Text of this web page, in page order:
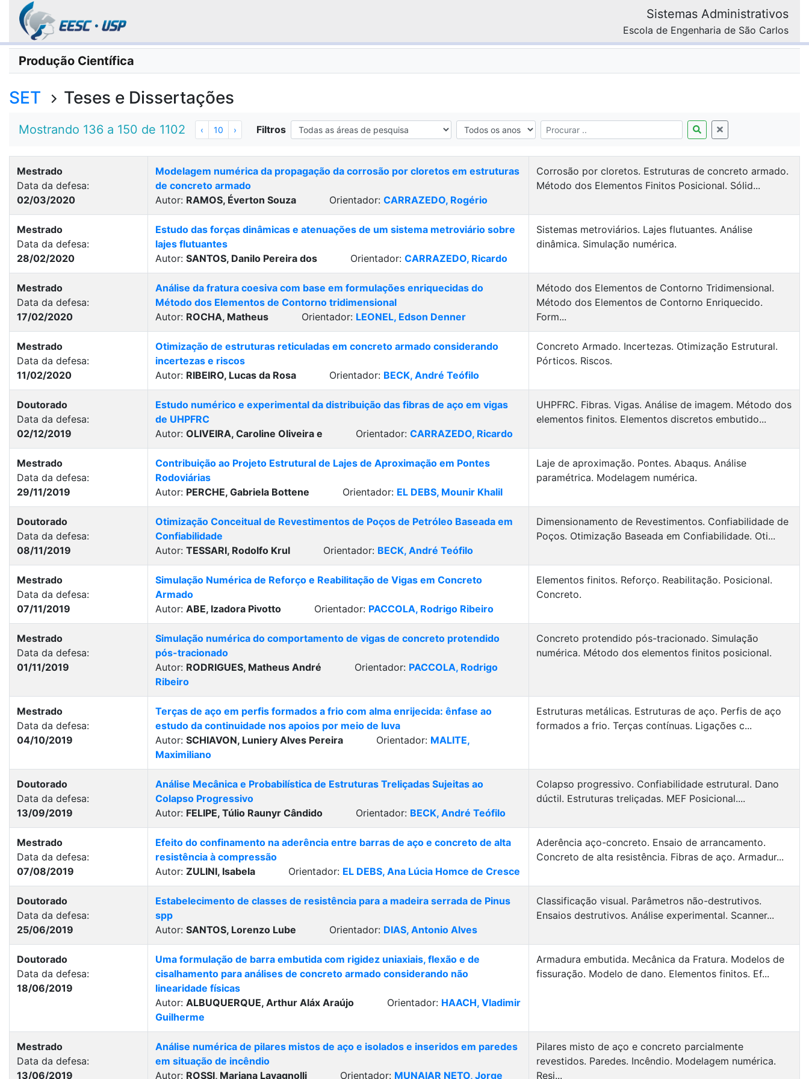
Sistemas Administrativos
Escola de Engenharia de São Carlos
Produção Científica
SET Teses e Dissertações
Mostrando 136 a 150 de 1102 ‹ 10 › Filtros
Mestrado
Data da defesa:
02/03/2020
Modelagem numérica da propagação da corrosão por cloretos em estruturas
de concreto armado
Autor: RAMOS, Éverton Souza Orientador: CARRAZEDO, Rogério
Corrosão por cloretos. Estruturas de concreto armado.
Método dos Elementos Finitos Posicional. Sólid...
Mestrado
Data da defesa:
28/02/2020
Estudo das forças dinâmicas e atenuações de um sistema metroviário sobre
lajes flutuantes
Autor: SANTOS, Danilo Pereira dos Orientador: CARRAZEDO, Ricardo
Sistemas metroviários. Lajes flutuantes. Análise
dinâmica. Simulação numérica.
Mestrado
Data da defesa:
17/02/2020
Análise da fratura coesiva com base em formulações enriquecidas do
Método dos Elementos de Contorno tridimensional
Autor: ROCHA, Matheus Orientador: LEONEL, Edson Denner
Método dos Elementos de Contorno Tridimensional.
Método dos Elementos de Contorno Enriquecido.
Form...
Mestrado
Data da defesa:
11/02/2020
Otimização de estruturas reticuladas em concreto armado considerando
incertezas e riscos
Autor: RIBEIRO, Lucas da Rosa Orientador: BECK, André Teófilo
Concreto Armado. Incertezas. Otimização Estrutural.
Pórticos. Riscos.
Doutorado
Data da defesa:
02/12/2019
Estudo numérico e experimental da distribuição das fibras de aço em vigas
de UHPFRC
Autor: OLIVEIRA, Caroline Oliveira e Orientador: CARRAZEDO, Ricardo
UHPFRC. Fibras. Vigas. Análise de imagem. Método dos
elementos finitos. Elementos discretos embutido...
Mestrado
Data da defesa:
29/11/2019
Contribuição ao Projeto Estrutural de Lajes de Aproximação em Pontes
Rodoviárias
Autor: PERCHE, Gabriela Bottene Orientador: EL DEBS, Mounir Khalil
Laje de aproximação. Pontes. Abaqus. Análise
paramétrica. Modelagem numérica.
Doutorado
Data da defesa:
08/11/2019
Otimização Conceitual de Revestimentos de Poços de Petróleo Baseada em
Confiabilidade
Autor: TESSARI, Rodolfo Krul Orientador: BECK, André Teófilo
Dimensionamento de Revestimentos. Confiabilidade de
Poços. Otimização Baseada em Confiabilidade. Oti...
Mestrado
Data da defesa:
07/11/2019
Simulação Numérica de Reforço e Reabilitação de Vigas em Concreto
Armado
Autor: ABE, Izadora Pivotto Orientador: PACCOLA, Rodrigo Ribeiro
Elementos finitos. Reforço. Reabilitação. Posicional.
Concreto.
Mestrado
Data da defesa:
01/11/2019
Simulação numérica do comportamento de vigas de concreto protendido
pós-tracionado
Autor: RODRIGUES, Matheus André Orientador: PACCOLA, Rodrigo
Ribeiro
Concreto protendido pós-tracionado. Simulação
numérica. Método dos elementos finitos posicional.
Mestrado
Data da defesa:
04/10/2019
Terças de aço em perfis formados a frio com alma enrijecida: ênfase ao
estudo da continuidade nos apoios por meio de luva
Autor: SCHIAVON, Luniery Alves Pereira Orientador: MALITE,
Maximiliano
Estruturas metálicas. Estruturas de aço. Perfis de aço
formados a frio. Terças contínuas. Ligações c...
Doutorado
Data da defesa:
13/09/2019
Análise Mecânica e Probabilística de Estruturas Treliçadas Sujeitas ao
Colapso Progressivo
Autor: FELIPE, Túlio Raunyr Cândido Orientador: BECK, André Teófilo
Colapso progressivo. Confiabilidade estrutural. Dano
dúctil. Estruturas treliçadas. MEF Posicional....
Mestrado
Data da defesa:
07/08/2019
Efeito do confinamento na aderência entre barras de aço e concreto de alta
resistência à compressão
Autor: ZULINI, Isabela Orientador: EL DEBS, Ana Lúcia Homce de Cresce
Aderência aço-concreto. Ensaio de arrancamento.
Concreto de alta resistência. Fibras de aço. Armadur...
Doutorado
Data da defesa:
25/06/2019
Estabelecimento de classes de resistência para a madeira serrada de Pinus
spp
Autor: SANTOS, Lorenzo Lube Orientador: DIAS, Antonio Alves
Classificação visual. Parâmetros não-destrutivos.
Ensaios destrutivos. Análise experimental. Scanner...
Doutorado
Data da defesa:
18/06/2019
Uma formulação de barra embutida com rigidez uniaxiais, flexão e de
cisalhamento para análises de concreto armado considerando não
linearidade físicas
Autor: ALBUQUERQUE, Arthur Aláx Araújo Orientador: HAACH, Vladimir
Guilherme
Armadura embutida. Mecânica da Fratura. Modelos de
fissuração. Modelo de dano. Elementos finitos. Ef...
Mestrado
Data da defesa:
13/06/2019
Análise numérica de pilares mistos de aço e isolados e inseridos em paredes
em situação de incêndio
Autor: ROSSI, Mariana Lavagnolli Orientador: MUNAIAR NETO, Jorge
Pilares misto de aço e concreto parcialmente
revestidos. Paredes. Incêndio. Modelagem numérica.
Resi...